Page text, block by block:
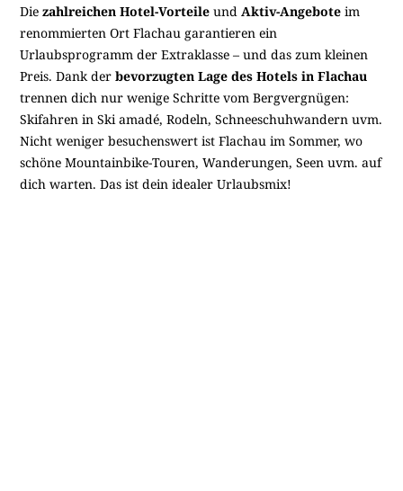
Diezahlreichen Hotel-Vorteile undAktiv-Angebote im
renommierten Ort Flachau garantieren ein
Urlaubsprogramm der Extraklasse – und das zum kleinen
Preis. Dank derbevorzugten Lage des Hotels in Flachau
trennen dich nur wenige Schritte vom Bergvergnügen:
Skifahren in Ski amadé, Rodeln, Schneeschuhwandern uvm.
Nicht weniger besuchenswert ist Flachau im Sommer, wo
schöne Mountainbike-Touren, Wanderungen, Seen uvm. auf
dich warten. Das ist dein idealer Urlaubsmix!